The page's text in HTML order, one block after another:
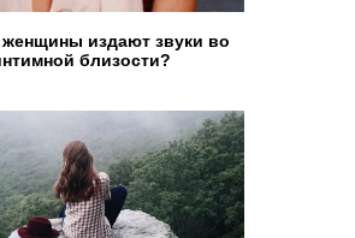
издают звуки во
близости?